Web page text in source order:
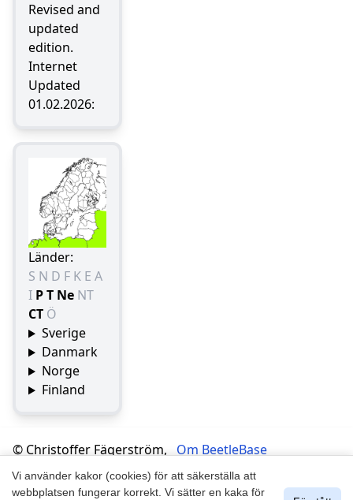
Revised and
updated
edition.
Internet
Updated
01.02.2026:
Länder:
S N D F K E A
I PT Ne NT
CT Ö
Sverige
Danmark
Norge
Finland
© Christoffer Fägerström,
Håkan Lundkvist, Jan
Schreiber 2007-2025
Om BeetleBase
Integritetspolicy
Vi använder kakor (cookies) för att säkerställa att
webbplatsen fungerar korrekt. Vi sätter en kaka för